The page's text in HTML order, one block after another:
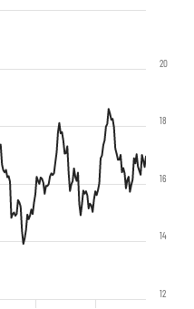
12
14
16
18
20